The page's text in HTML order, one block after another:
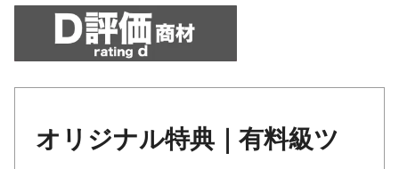
オリジナル特典｜有料級ツ